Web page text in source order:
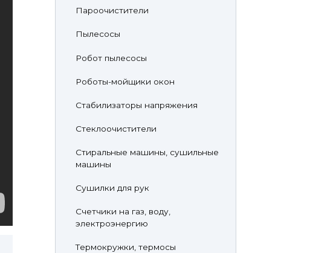
Пароочистители
Пылесосы
Робот пылесосы
Роботы-мойщики окон
Стабилизаторы напряжения
Стеклоочистители
Стиральные машины, сушильные
машины
Сушилки для рук
Счетчики на газ, воду,
электроэнергию
Термокружки, термосы